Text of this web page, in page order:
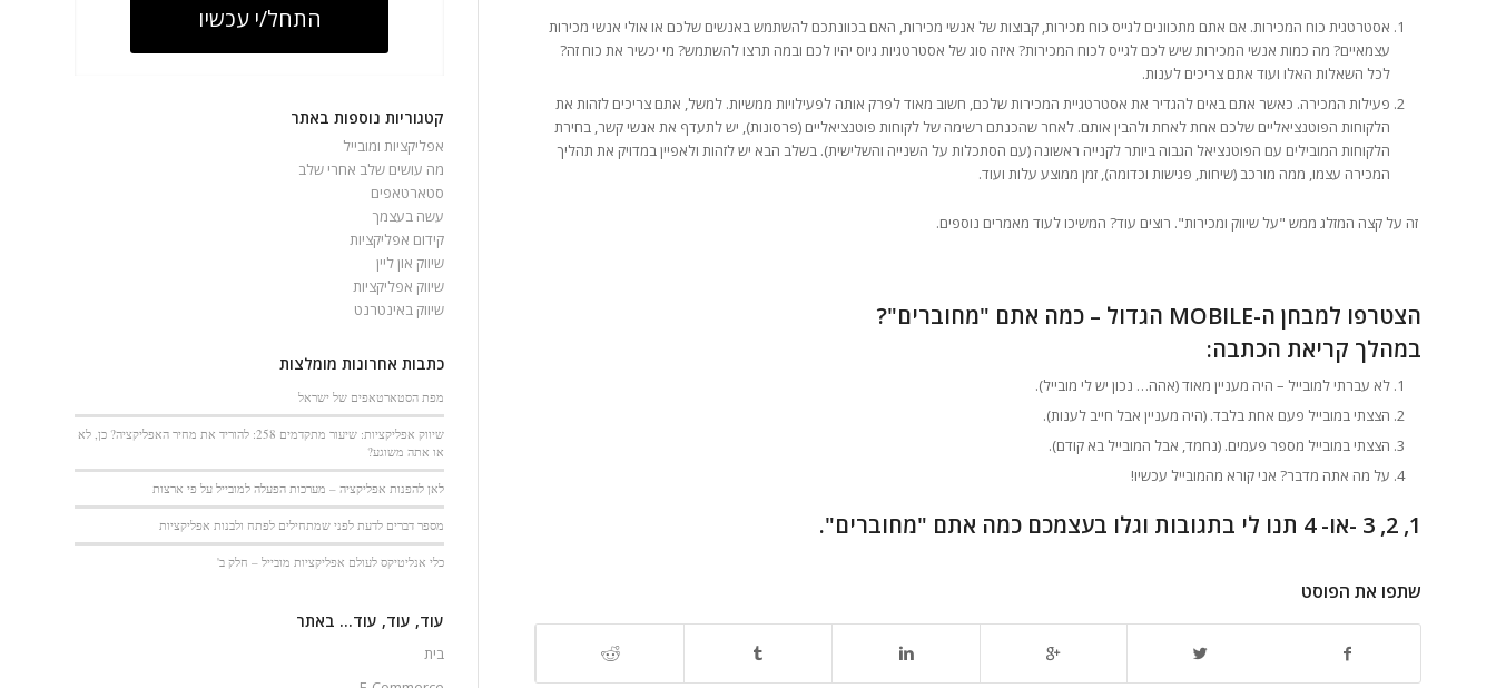
אסטרטגית כוח המכירות. אם אתם מתכוונים לגייס כוח מכירות, קבוצות של אנשי מכירות, האם בכוונתכם להשתמש באנשים שלכם או אולי אנשי מכירות
עצמאיים? מה כמות אנשי המכירות שיש לכם לגייס לכוח המכירות? איזה סוג של אסטרטגיות גיוס יהיו לכם ובמה תרצו להשתמש? מי יכשיר את כוח זה?
לכל השאלות האלו ועוד אתם צריכים לענות.
פעילות המכירה. כאשר אתם באים להגדיר את אסטרטגיית המכירות שלכם, חשוב מאוד לפרק אותה לפעילויות ממשיות. למשל, אתם צריכים לזהות את
הלקוחות הפוטנציאליים שלכם אחת לאחת ולהבין אותם. לאחר שהכנתם רשימה של לקוחות פוטנציאליים (פרסונות), יש לתעדף את אנשי קשר, בחירת
הלקוחות המובילים עם הפוטנציאל הגבוה ביותר לקנייה ראשונה (עם הסתכלות על השנייה והשלישית). בשלב הבא יש לזהות ולאפיין במדויק את תהליך
המכירה עצמו, ממה מורכב (שיחות, פגישות וכדומה), זמן ממוצע עלות ועוד.
זה על קצה המזלג ממש "על שיווק ומכירות". רוצים עוד? המשיכו לעוד מאמרים נוספים.
הצטרפו למבחן ה-MOBILE הגדול – כמה אתם "מחוברים"?
במהלך קריאת הכתבה:
לא עברתי למובייל – היה מעניין מאוד (אהה… נכון יש לי מובייל).
הצצתי במובייל פעם אחת בלבד. (היה מעניין אבל חייב לענות).
הצצתי במובייל מספר פעמים. (נחמד, אבל המובייל בא קודם).
על מה אתה מדבר? אני קורא מהמובייל עכשיו!
1, 2, 3 -או- 4 תנו לי בתגובות וגלו בעצמכם כמה אתם "מחוברים".
שתפו את הפוסט
התחל/י עכשיו
קטגוריות נוספות באתר
אפליקציות ומובייל
מה עושים שלב אחרי שלב
סטארטאפים
עשה בעצמך
קידום אפליקציות
שיווק און ליין
שיווק אפליקציות
שיווק באינטרנט
כתבות אחרונות מומלצות
מפת הסטארטאפים של ישראל
שיווק אפליקציות: שיעור מתקדמים 258: להוריד את מחיר האפליקציה? כן, לא
או אתה משוגע?
לאן להפנות אפליקציה – מערכות הפעלה למובייל על פי ארצות
מספר דברים לדעת לפני שמתחילים לפתח ולבנות אפליקציות
כלי אנליטיקס לעולם אפליקציות מובייל – חלק ב'
עוד, עוד, עוד… באתר
בית